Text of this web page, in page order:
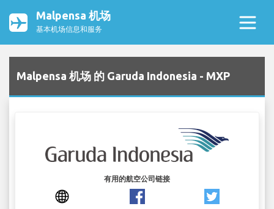
Malpensa 机场
基本机场信息和服务
Malpensa 机场 的 Garuda Indonesia - MXP
有用的航空公司链接